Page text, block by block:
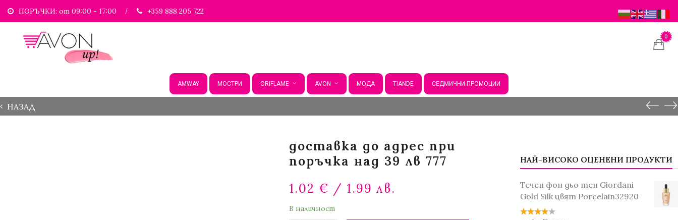
ПОРЪЧКИ: от 09:00 - 17:00 +359 888 205 722
0
AMWAY МОСТРИ ORIFLAME AVON МОДА TIANDE СЕДМИЧНИ ПРОМОЦИИ
НАЗАД
доставка до адрес при
поръчка над 39 лв 777
1.02 € / 1.99 лв.
В наличност
НАЙ-ВИСОКО ОЦЕНЕНИ ПРОДУКТИ
Течен фон дьо тен Giordani
Gold Silk цвят Porcelain32920